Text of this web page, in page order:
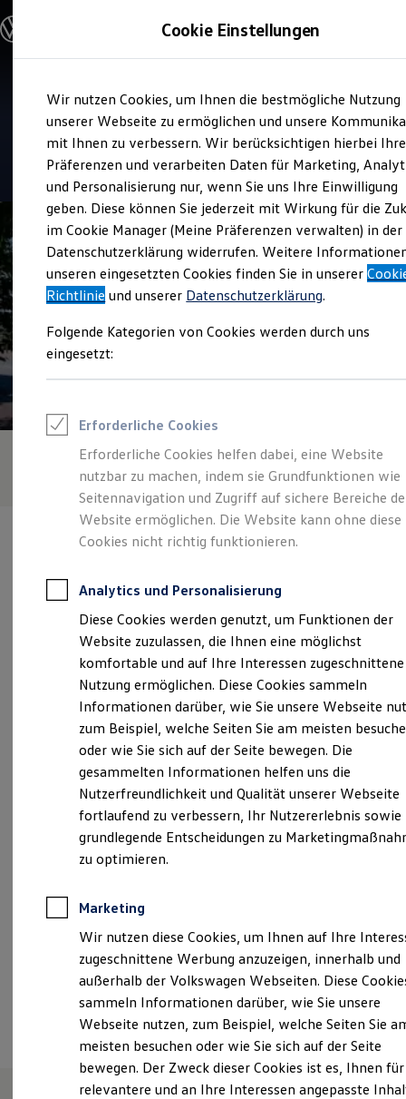
Hauptinhalt
springen
Footer
springen
Modelle & Konfigurator
Nutzfahrzeugkategorien entdecken
Modelle konfigurieren
Vorgängermodelle und Oldtimer
Vorgängermodelle
Oldtimer
Bulli Historie
Branchenlösungen & Gewerbekunden
Umbaulösungen und Hersteller finden
Auf- und Umbauten entdecken & konfigurieren
Groß- und Sonderkunden
Großkunden
Kommunen & Behörden
Journalisten
Sportvereine
Branchenlösungen
Gewerbliche Personenbeförderung
Service & mobile Werkstätten
Menschen mit Behinderung
Rettungsdienste
ONE Business ID Vorteile
Fahrzeugsuche & Marktplatz
Fahrzeugsuche
Fahrzeuge online kaufen
Digitaler Marktplatz
Kauf & Finanzierung
Online-Fahrzeugbewertung
Für Privatkunden
Für Gewerbekunden
Profi Paket
TopDeal
Gebrauchtwagen
ProfiPartner für Gebrauchtwagen
Zertifizierte Gebrauchtwagen
Finanzierung
Für Privatkunden
Für Gewerbekunden
Leasing
Für Privatkunden
Für Gewerbekunden
Versicherungen & Garantien
Garantien
Kfz-Versicherung für Nutzfahrzeuge
Restschuldversicherung
Wartungsverträge
Reparatur & Service
Sommer-Special
Reparatur, Pflege & Inspektion
Servicetermin anfragen
Service-Vorteile bei Volkswagen Nutzfahrzeuge
ServicePlus
Economy Service
Räder & Reifen Service
Ersatzfahrzeuge
Notdienst und Pannenhilfe
Software, Konnektivität & Apps
California App
Service
AVG ROSIER
4.2| 28 Bewertungen
Verantwortlich für die Inhalte auf dieser Seite ist die AVG ROSIER
Impressum & Rechtliches)
Ohechaussee 194/198, 22848 Norderstedt
norderstedt@autohof-reimers.de
+49 40 309854470
Montag-Freitag 07:00-18:00 Uhr
Samstag
09:00 -13:00 Uhr
Ansprechpartner
Termin vereinbaren
Cookie Einstellungen
Wir nutzen Cookies, um Ihnen die bestmögliche Nutzung
unserer Webseite zu ermöglichen und unsere
mit Ihnen zu verbessern. Wir berücksichtigen hierbei Ihre
Präferenzen und verarbeiten Daten für Marketing,
und Personalisierung nur, wenn Sie uns Ihre Einwilligung
geben. Diese können Sie jederzeit mit Wirkung für die
im Cookie Manager (Meine Präferenzen verwalten) in der
Datenschutzerklärung widerrufen. Weitere
unseren eingesetzten Cookies finden Sie in unserer
Richtlinie und unserer Datenschutzerklärung.
Folgende Kategorien von Cookies werden durch uns
eingesetzt:
Erforderliche Cookies
Erforderliche Cookies helfen dabei, eine Website
nutzbar zu machen, indem sie Grundfunktionen wie
Seitennavigation und Zugriff auf sichere Bereiche
Website ermöglichen. Die Website kann ohne diese
Cookies nicht richtig funktionieren.
Analytics und Personalisierung
Diese Cookies werden genutzt, um Funktionen der
Website zuzulassen, die Ihnen eine möglichst
komfortable und auf Ihre Interessen zugeschnittene
Nutzung ermöglichen. Diese Cookies sammeln
Informationen darüber, wie Sie unsere Webseite
zum Beispiel, welche Seiten Sie am meisten
oder wie Sie sich auf der Seite bewegen. Die
gesammelten Informationen helfen uns die
Nutzerfreundlichkeit und Qualität unserer Webseite
fortlaufend zu verbessern, Ihr Nutzererlebnis sowie
grundlegende Entscheidungen zu
zu optimieren.
Marketing
Wir nutzen diese Cookies, um Ihnen auf Ihre
zugeschnittene Werbung anzuzeigen, innerhalb und
außerhalb der Volkswagen Webseiten. Diese
sammeln Informationen darüber, wie Sie unsere
Webseite nutzen, zum Beispiel, welche Seiten Sie
meisten besuchen oder wie Sie sich auf der Seite
bewegen. Der Zweck dieser Cookies ist es, Ihnen für
relevantere und an Ihre Interessen angepasste